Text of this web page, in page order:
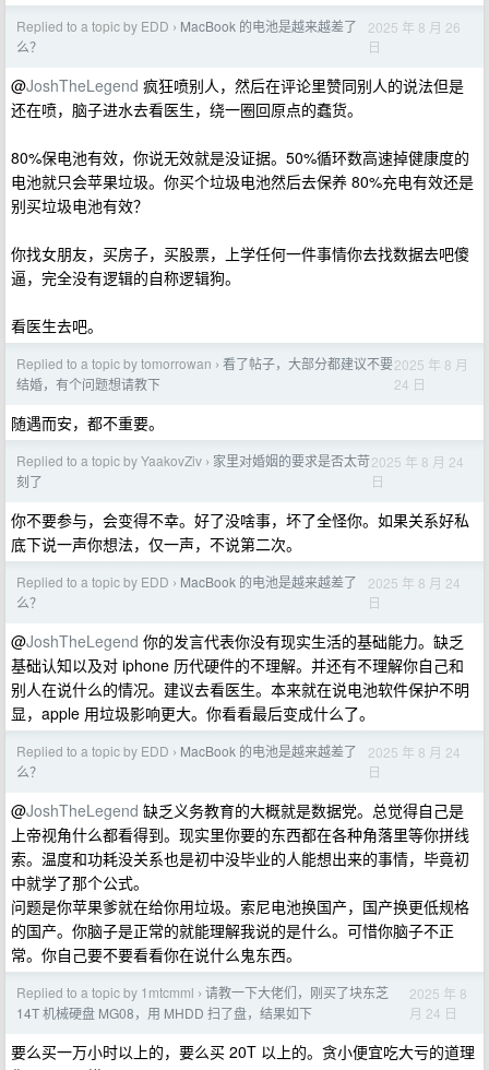
Replied to a topic by EDD › MacBook 的电池是越来越差了
么？
2025 年 8 月 26
日
@JoshTheLegend 疯狂喷别人，然后在评论里赞同别人的说法但是
还在喷，脑子进水去看医生，绕一圈回原点的蠢货。
80%保电池有效，你说无效就是没证据。50%循环数高速掉健康度的
电池就只会苹果垃圾。你买个垃圾电池然后去保养 80%充电有效还是
别买垃圾电池有效？
你找女朋友，买房子，买股票，上学任何一件事情你去找数据去吧傻
逼，完全没有逻辑的自称逻辑狗。
看医生去吧。
Replied to a topic by tomorrowan › 看了帖子，大部分都建议不要
结婚，有个问题想请教下
2025 年 8 月
24 日
随遇而安，都不重要。
Replied to a topic by YaakovZiv › 家里对婚姻的要求是否太苛
刻了
2025 年 8 月 24
日
你不要参与，会变得不幸。好了没啥事，坏了全怪你。如果关系好私
底下说一声你想法，仅一声，不说第二次。
Replied to a topic by EDD › MacBook 的电池是越来越差了
么？
2025 年 8 月 24
日
@JoshTheLegend 你的发言代表你没有现实生活的基础能力。缺乏
基础认知以及对 iphone 历代硬件的不理解。并还有不理解你自己和
别人在说什么的情况。建议去看医生。本来就在说电池软件保护不明
显，apple 用垃圾影响更大。你看看最后变成什么了。
Replied to a topic by EDD › MacBook 的电池是越来越差了
么？
2025 年 8 月 24
日
@JoshTheLegend 缺乏义务教育的大概就是数据党。总觉得自己是
上帝视角什么都看得到。现实里你要的东西都在各种角落里等你拼线
索。温度和功耗没关系也是初中没毕业的人能想出来的事情，毕竟初
中就学了那个公式。
问题是你苹果爹就在给你用垃圾。索尼电池换国产，国产换更低规格
的国产。你脑子是正常的就能理解我说的是什么。可惜你脑子不正
常。你自己要不要看看你在说什么鬼东西。
Replied to a topic by 1mtcmml › 请教一下大佬们，刚买了块东芝
14T 机械硬盘 MG08，用 MHDD 扫了盘，结果如下
2025 年 8
月 24 日
要么买一万小时以上的，要么买 20T 以上的。贪小便宜吃大亏的道理